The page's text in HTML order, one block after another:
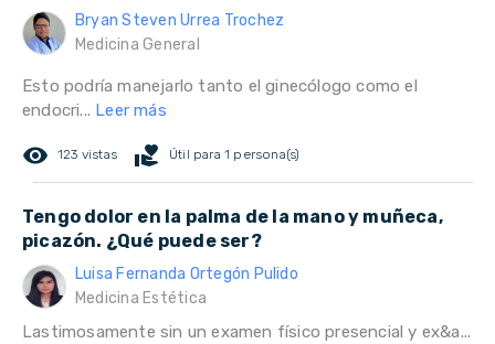
Bryan Steven Urrea Trochez
Medicina General
Esto podría manejarlo tanto el ginecólogo como el
endocri... Leer más
remove_red_eye 123 vistas volunteer_activism Útil para 1 persona(s)
Tengo dolor en la palma de la mano y muñeca,
picazón. ¿Qué puede ser?
Luisa Fernanda Ortegón Pulido
Medicina Estética
Lastimosamente sin un examen físico presencial y ex&a...